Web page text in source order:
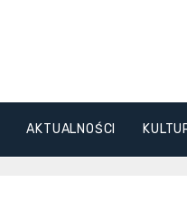
AKTUALNOŚCI